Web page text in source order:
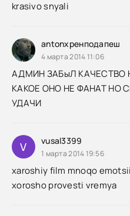
krasivo snyali
antonхренподапеш
4 марта 2014 11:06
АДМИН ЗАБыЛ КАЧЕСТВО
КАКОЕ ОНО НЕ ФАНАТ НО
УДАЧИ
V vusal3399
1 марта 2014 19:56
xaroshiy film mnoqo
xorosho provesti vremya